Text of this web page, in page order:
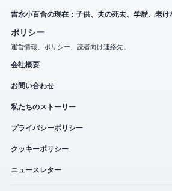
吉永小百合の現在：子供、夫の死去、学歴、老
ポリシー
運営情報、ポリシー、読者向け連絡先。
会社概要
お問い合わせ
私たちのストーリー
プライバシーポリシー
クッキーポリシー
ニュースレター